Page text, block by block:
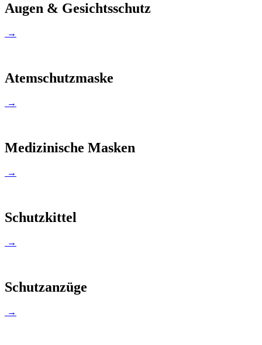
Augen & Gesichtsschutz
→
Atemschutzmaske
→
Medizinische Masken
→
Schutzkittel
→
Schutzanzüge
→